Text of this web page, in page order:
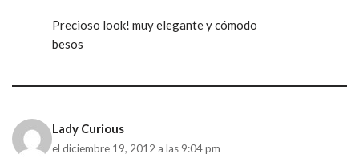
Precioso look! muy elegante y cómodo
besos
Lady Curious
el diciembre 19, 2012 a las 9:04 pm